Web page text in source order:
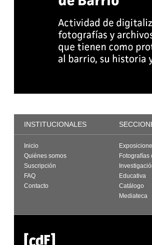
INSTITUCIONALES
Inicio
Quiénes somos
Suscripción
FAQ
Contacto
Fotografías
Educativa
Catálogo
Mediateca